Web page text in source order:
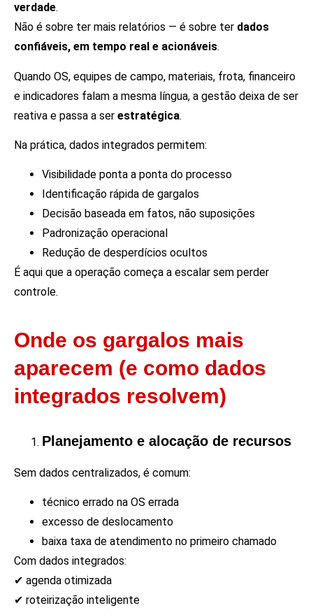
verdade.
Não é sobre ter mais relatórios — é sobre ter dados
confiáveis, em tempo real e acionáveis.
Quando OS, equipes de campo, materiais, frota, financeiro
e indicadores falam a mesma língua, a gestão deixa de ser
reativa e passa a ser estratégica.
Na prática, dados integrados permitem:
Visibilidade ponta a ponta do processo
Identificação rápida de gargalos
Decisão baseada em fatos, não suposições
Padronização operacional
Redução de desperdícios ocultos
É aqui que a operação começa a escalar sem perder
controle.
Onde os gargalos mais
aparecem (e como dados
integrados resolvem)
Planejamento e alocação de recursos
Sem dados centralizados, é comum:
técnico errado na OS errada
excesso de deslocamento
baixa taxa de atendimento no primeiro chamado
Com dados integrados:
✔ agenda otimizada
✔ roteirização inteligente